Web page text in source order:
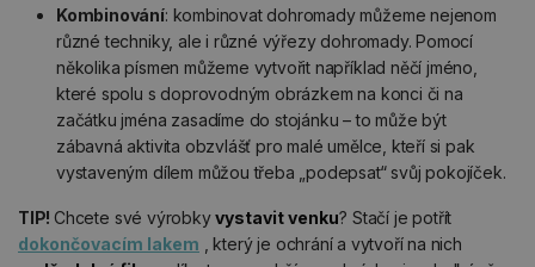
Kombinování: kombinovat dohromady můžeme nejenom
různé techniky, ale i různé výřezy dohromady. Pomocí
několika písmen můžeme vytvořit například něčí jméno,
které spolu s doprovodným obrázkem na konci či na
začátku jména zasadíme do stojánku – to může být
zábavná aktivita obzvlášť pro malé umělce, kteří si pak
vystaveným dílem můžou třeba „podepsat“ svůj pokojíček.
TIP! Chcete své výrobkyvystavit venku? Stačí je potřít
dokončovacím lakem , který je ochrání a vytvoří na nich